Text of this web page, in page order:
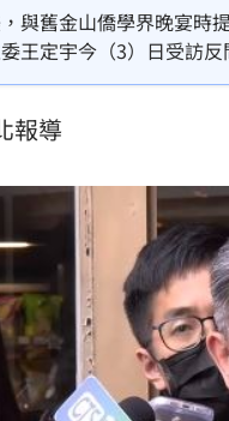
教戰槓反ETF心法
山女慘收10萬單
總對新人不手下留情
川湖財報衝上萬金股
失分！ 飆156公里火
雄首秀 震胸舞全場嗨
20:31
與舊金山僑學界晚宴時
王定宇今（3）日受訪
重要，每個人只是職務
報導